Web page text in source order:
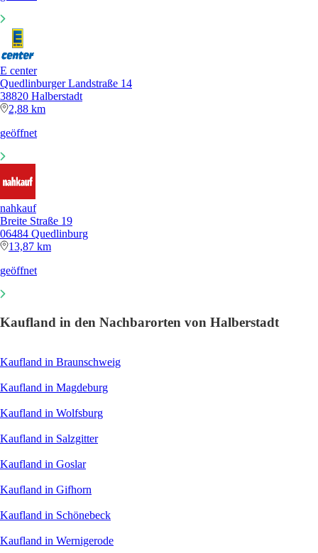
E center
Quedlinburger Landstraße 14
38820 Halberstadt
2,88 km
geöffnet
nahkauf
Breite Straße 19
06484 Quedlinburg
13,87 km
geöffnet
Kaufland in den Nachbarorten von Halberstadt
Kaufland in Braunschweig
Kaufland in Magdeburg
Kaufland in Wolfsburg
Kaufland in Salzgitter
Kaufland in Goslar
Kaufland in Gifhorn
Kaufland in Schönebeck
Kaufland in Wernigerode